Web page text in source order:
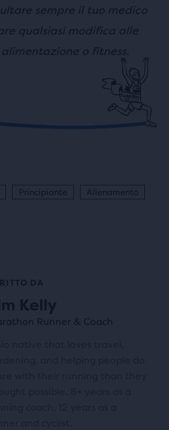
sempre il tuo medico
qualsiasi modifica alle
o fitness.
Principiante Allenamento
DA
Kelly
Runner & Coach